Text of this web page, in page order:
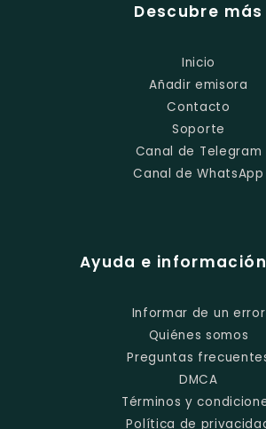
Descubre más
Inicio
Añadir emisora
Contacto
Soporte
Canal de Telegram
Canal de WhatsApp
Ayuda e
Informar de un error
Quiénes somos
Preguntas
DMCA
Términos y
Política de